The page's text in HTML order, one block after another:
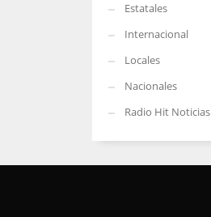
Estatales
Internacional
Locales
Nacionales
Radio Hit Noticias